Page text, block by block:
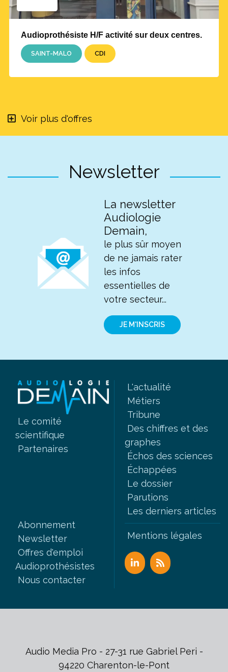
Audioprothésiste H/F activité sur deux centres.
SAINT-MALO CDI
Voir plus d'offres
Newsletter
La newsletter
Audiologie
Demain,
le plus sûr moyen
de ne jamais rater
les infos
essentielles de
votre secteur...
JE M'INSCRIS
Le comité
scientifique
Partenaires
L'actualité
Métiers
Tribune
Des chiffres et des
graphes
Échos des sciences
Échappées
Le dossier
Parutions
Les derniers articles
Abonnement
Newsletter
Offres d'emploi
Audioprothésistes
Nous contacter
Mentions légales
Audio Media Pro - 27-31 rue Gabriel Peri -
94220 Charenton-le-Pont